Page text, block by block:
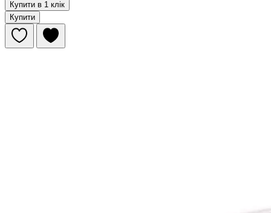
Купити в 1 клік
Купити